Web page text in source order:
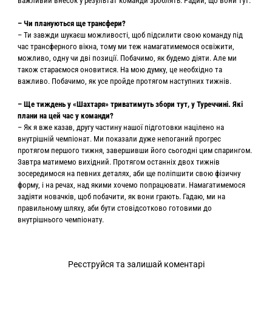
– Чи плануються ще трансфери?
– Ти завжди шукаєш можливості, щоб підсилити свою команду під
час трансферного вікна, тому ми теж намагатимемося освіжити,
можливо, одну чи дві позиції. Побачимо, як будемо діяти. Але ми
також стараємося оновитися. На мою думку, це необхідно та
важливо. Побачимо, як усе пройде протягом наступних тижнів.
– Ще тиждень у «Шахтаря» триватимуть збори тут, у Туреччині. Які
плани на цей час у команди?
– Як я вже казав, другу частину нашої підготовки націлено на
внутрішній чемпіонат. Ми показали дуже непоганий прогрес
протягом першого тижня, завершивши його сьогодні цим спарингом.
Завтра матимемо вихідний. Протягом останніх двох тижнів
зосередимося на певних деталях, аби ще поліпшити свою фізичну
форму, і на речах, над якими хочемо попрацювати. Намагатимемося
задіяти новачків, щоб побачити, як вони грають. Гадаю, ми на
правильному шляху, аби бути стовідсотково готовими до
внутрішнього чемпіонату.